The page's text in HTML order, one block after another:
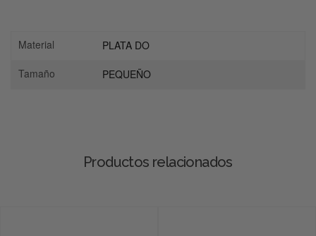
Material
PLATA DO
Tamaño
PEQUEÑO
Productos relacionados